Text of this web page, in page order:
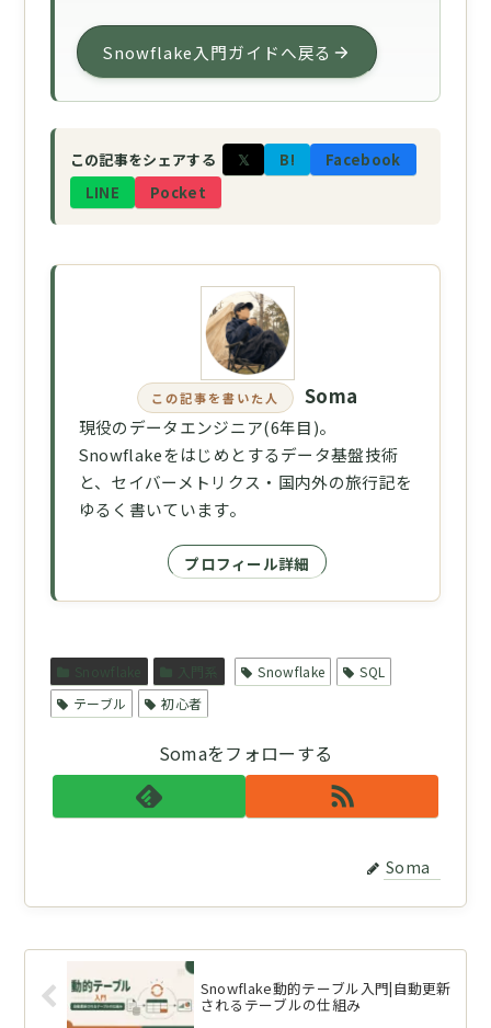
Snowflake入門ガイドへ戻る
この記事をシェアする 𝕏 B!
Facebook
LINE
Pocket
この記事を書いた人 Soma
現役のデータエンジニア(6年目)。
Snowflakeをはじめとするデータ基盤技術
と、セイバーメトリクス・国内外の旅行記を
ゆるく書いています。
プロフィール詳細
Snowflake 入門系 Snowflake
SQL
テーブル
初心者
Somaをフォローする
Soma
Snowflake動的テーブル入門|自動更新
されるテーブルの仕組み